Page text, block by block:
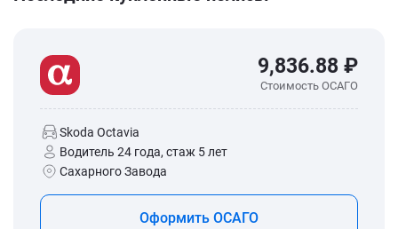
9,836.88 ₽
Стоимость ОСАГО
Skoda Octavia
Водитель 24 года, стаж 5 лет
Сахарного Завода
Оформить ОСАГО